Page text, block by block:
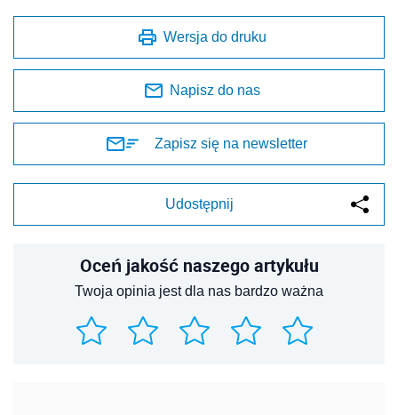
Wersja do druku
Napisz do nas
Zapisz się na newsletter
Udostępnij
Oceń jakość naszego artykułu
Twoja opinia jest dla nas bardzo ważna